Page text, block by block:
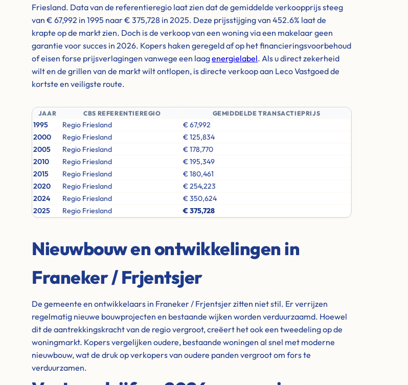
Friesland. Data van de referentieregio laat zien dat de gemiddelde verkoopprijs steeg
van € 67,992 in 1995 naar € 375,728 in 2025. Deze prijsstijging van 452.6% laat de
krapte op de markt zien. Doch is de verkoop van een woning via een makelaar geen
garantie voor succes in 2026. Kopers haken geregeld af op het financieringsvoorbehoud
of eisen forse prijsverlagingen vanwege een laagenergielabel. Als u direct zekerheid
wilt en de grillen van de markt wilt ontlopen, is directe verkoop aan Leco Vastgoed de
kortste en veiligste route.
JAAR CBS REFERENTIEREGIO GEMIDDELDE TRANSACTIEPRIJS
1995 Regio Friesland
€ 67,992
2000
Regio Friesland
€ 125,834
2005
Regio Friesland
€ 178,770
2010
Regio Friesland
€ 195,349
2015
Regio Friesland
€ 180,461
2020
Regio Friesland
€ 254,223
2024
Regio Friesland
€ 350,624
2025
Regio Friesland € 375,728
Nieuwbouw en ontwikkelingen in
Franeker / Frjentsjer
De gemeente en ontwikkelaars in Franeker / Frjentsjer zitten niet stil. Er verrijzen
regelmatig nieuwe bouwprojecten en bestaande wijken worden verduurzaamd. Hoewel
dit de aantrekkingskracht van de regio vergroot, creëert het ook een tweedeling op de
woningmarkt. Kopers vergelijken oudere, bestaande woningen al snel met moderne
nieuwbouw, wat de druk op verkopers van oudere panden vergroot om fors te
verduurzamen.